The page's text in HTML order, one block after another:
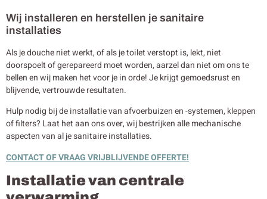
Wij installeren en herstellen je sanitaire
installaties
Als je douche niet werkt, of als je toilet verstopt is, lekt, niet
doorspoelt of gerepareerd moet worden, aarzel dan niet om ons te
bellen en wij maken het voor je in orde! Je krijgt gemoedsrust en
blijvende, vertrouwde resultaten.
Hulp nodig bij de installatie van afvoerbuizen en -systemen, kleppen
of filters? Laat het aan ons over, wij bestrijken alle mechanische
aspecten van al je sanitaire installaties.
CONTACT OF VRAAG VRIJBLIJVENDE OFFERTE!
Installatie van centrale